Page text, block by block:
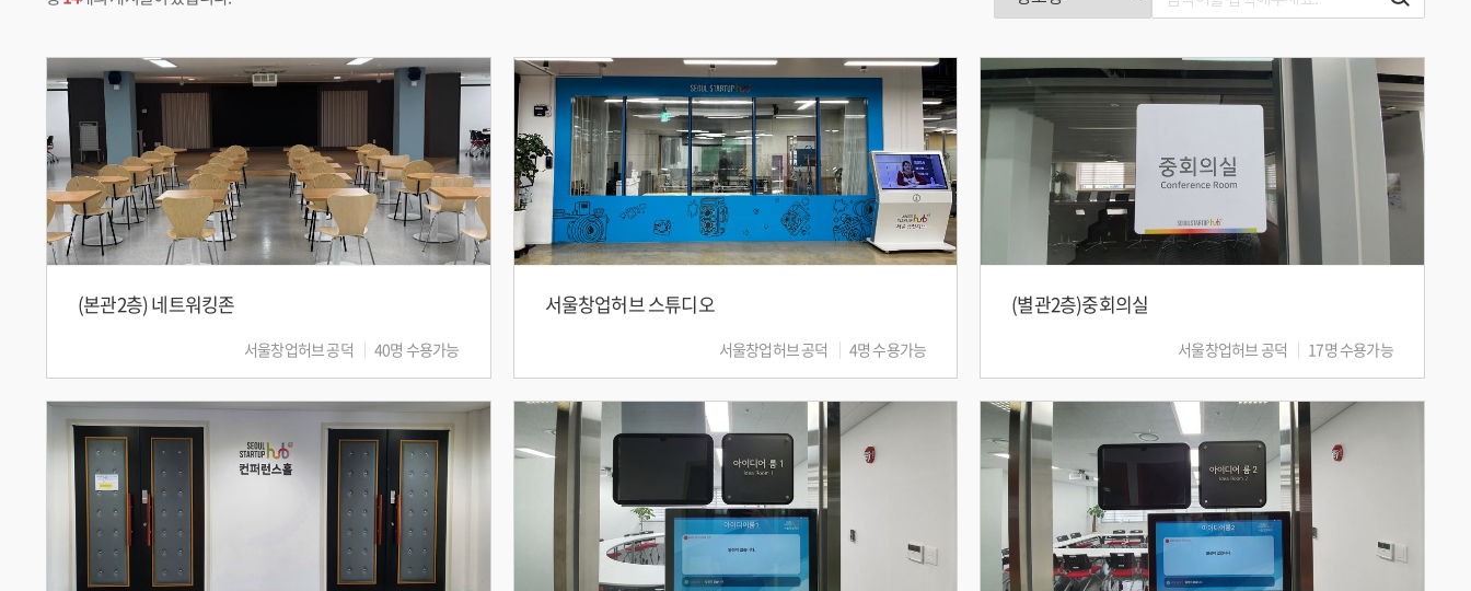
(본관2층) 네트워킹존
서울창업허브 공덕 40명 수용가능
서울창업허브 스튜디오
서울창업허브 공덕 4명 수용가능
(별관2층)중회의실
서울창업허브 공덕 17명 수용가능